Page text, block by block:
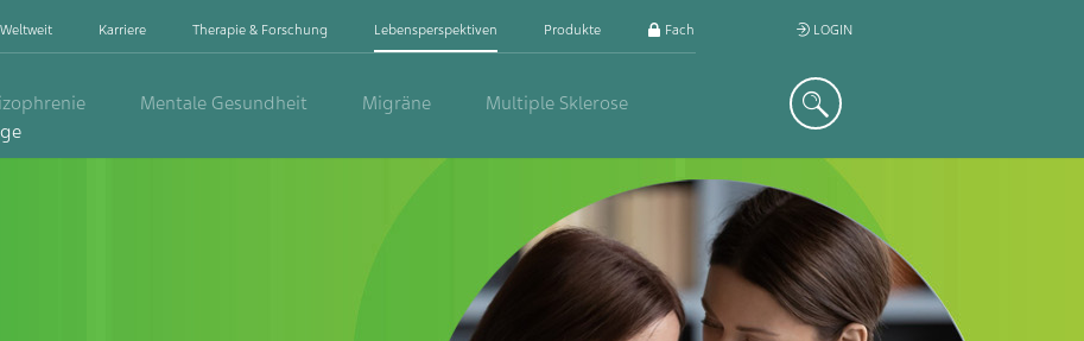
Karriere Therapie & Forschung Lebensperspektiven Produkte Fachkreis
Mentale Gesundheit Migräne
Multiple Sklerose
Suche
LOGIN